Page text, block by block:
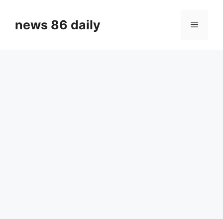
contentnews 86 daily Menu